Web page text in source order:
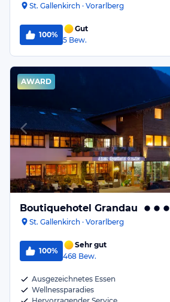
St. Gallenkirch · Vorarlberg
100%
Gut
5 Bew.
AWARD
Boutiquehotel Grandau
St. Gallenkirch · Vorarlberg
100%
Sehr gut
468 Bew.
Ausgezeichnetes Essen
Wellnessparadies